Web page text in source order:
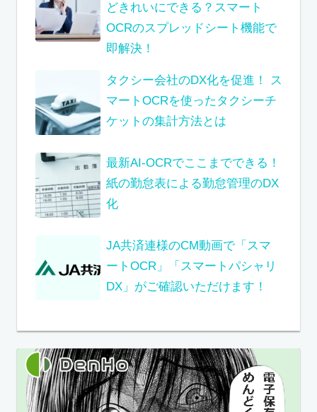
どきれいにできる？スマート
OCRのスプレッドシート機能で
即解決！
タクシー会社のDX化を促進！ ス
マートOCRを使ったタクシーチ
ケットの集計方法とは
最新AI-OCRでここまでできる！
紙の勤怠表による勤怠管理のDX
化
JA共済連様のCM動画で「スマ
ートOCR」「スマートパシャリ
DX」がご確認いただけます！